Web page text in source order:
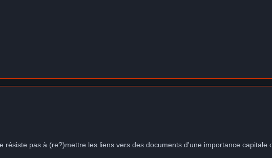
résiste pas à (re?)mettre les liens vers des documents d'une importance capitale